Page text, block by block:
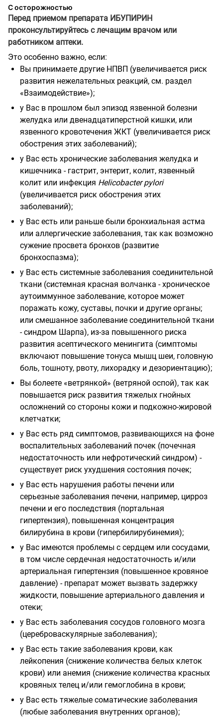
С осторожностью
Перед приемом препарата ИБУПИРИН
проконсультируйтесь с лечащим врачом или
работником аптеки.
Это особенно важно, если:
Вы принимаете другие НПВП (увеличивается риск
развития нежелательных реакций, см. раздел
«Взаимодействие»);
у Вас в прошлом был эпизод язвенной болезни
желудка или двенадцатиперстной кишки, или
язвенного кровотечения ЖКТ (увеличивается риск
обострения этих заболеваний);
у Вас есть хронические заболевания желудка и
кишечника - гастрит, энтерит, колит, язвенный
колит или инфекция Helicobacterpylori
(увеличивается риск обострения этих
заболеваний);
у Вас есть или раньше были бронхиальная астма
или аллергические заболевания, так как возможно
сужение просвета бронхов (развитие
бронхоспазма);
у Вас есть системные заболевания соединительной
ткани (системная красная волчанка - хроническое
аутоиммунное заболевание, которое может
поражать кожу, суставы, почки и другие органы;
или смешанное заболевание соединительной ткани
- синдром Шарпа), из-за повышенного риска
развития асептического менингита (симптомы
включают повышение тонуса мышц шеи, головную
боль, тошноту, рвоту, лихорадку и дезориентацию);
Вы болеете «ветрянкой» (ветряной оспой), так как
повышается риск развития тяжелых гнойных
осложнений со стороны кожи и подкожно-жировой
клетчатки;
у Вас есть ряд симптомов, развивающихся на фоне
воспалительных заболеваний почек (почечная
недостаточность или нефротический синдром) -
существует риск ухудшения состояния почек;
у Вас есть нарушения работы печени или
серьезные заболевания печени, например, цирроз
печени и его последствия (портальная
гипертензия), повышенная концентрация
билирубина в крови (гипербилирубинемия);
у Вас имеются проблемы с сердцем или сосудами,
в том числе сердечная недостаточность и/или
артериальная гипертензия (повышенное кровяное
давление) - препарат может вызвать задержку
жидкости, повышение артериального давления и
отеки;
у Вас есть заболевания сосудов головного мозга
(цереброваскулярные заболевания);
у Вас есть такие заболевания крови, как
лейкопения (снижение количества белых клеток
крови) или анемия (снижение количества красных
кровяных телец и/или гемоглобина в крови;
у Вас есть тяжелые соматические заболевания
(любые заболевания внутренних органов);